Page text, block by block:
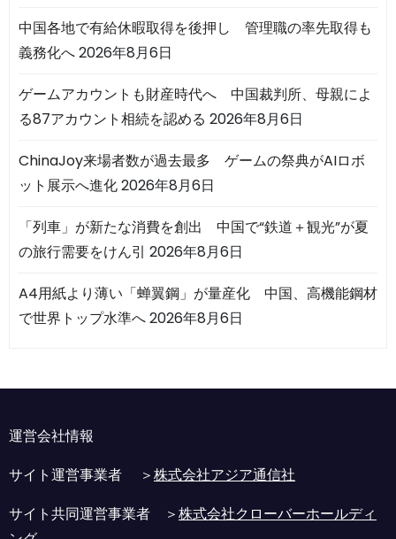
中国各地で有給休暇取得を後押し 管理職の率先取得も
義務化へ2026年8月6日
ゲームアカウントも財産時代へ 中国裁判所、母親によ
る87アカウント相続を認める 2026年8月6日
ChinaJoy来場者数が過去最多 ゲームの祭典がAIロボ
ット展示へ進化2026年8月6日
「列車」が新たな消費を創出 中国で“鉄道＋観光”が夏
の旅行需要をけん引 2026年8月6日
A4用紙より薄い「蝉翼鋼」が量産化 中国、高機能鋼材
で世界トップ水準へ2026年8月6日
運営会社情報
サイト運営事業者 ＞株式会社アジア通信社
サイト共同運営事業者 ＞株式会社クローバーホールディ